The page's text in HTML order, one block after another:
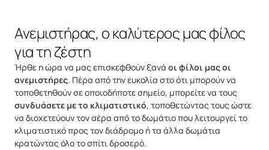
Ανεμιστήρας, ο καλύτερος μας φίλος
για τη ζέστη
Ήρθε η ώρα να μας επισκεφθούν ξανά οι φίλοι μας οι
ανεμιστήρες. Πέρα από την ευκολία στο ότι μπορούν να
τοποθετηθούν σε οποιοδήποτε σημείο, μπορείτε να τους
συνδυάσετε με το κλιματιστικό, τοποθετώντας τους ώστε
να διοχετεύουν τον αέρα από το δωμάτιο που λειτουργεί το
κλιματιστικό προς τον διάδρομο ή τα άλλα δωμάτια
κρατώντας όλο το σπίτι δροσερό.